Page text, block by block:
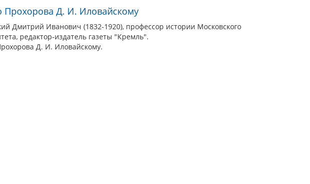
Прохорова Д. И. Иловайскому
Дмитрий Иванович (1832-1920), профессор истории Московского
редактор-издатель газеты "Кремль".
Д. И. Иловайскому.